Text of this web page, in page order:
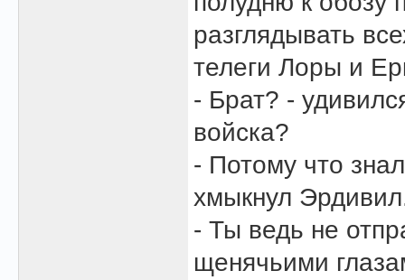
разглядывать
телеги Лоры и
- Брат? -
войска?
- Потому что
хмыкнул
- Ты ведь не
щенячьими